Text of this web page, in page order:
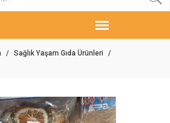
/ Sağlık Yaşam Gıda Ürünleri
/